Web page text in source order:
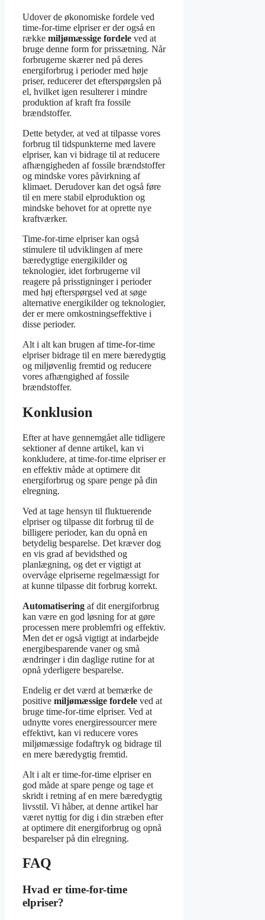
Udover de økonomiske fordele ved
time-for-time elpriser er der også en
række miljømæssige fordele ved at
bruge denne form for prissætning. Når
forbrugerne skærer ned på deres
energiforbrug i perioder med høje
priser, reducerer det efterspørgslen på
el, hvilket igen resulterer i mindre
produktion af kraft fra fossile
brændstoffer.
Dette betyder, at ved at tilpasse vores
forbrug til tidspunkterne med lavere
elpriser, kan vi bidrage til at reducere
afhængigheden af fossile brændstoffer
og mindske vores påvirkning af
klimaet. Derudover kan det også føre
til en mere stabil elproduktion og
mindske behovet for at oprette nye
kraftværker.
Time-for-time elpriser kan også
stimulere til udviklingen af mere
bæredygtige energikilder og
teknologier, idet forbrugerne vil
reagere på prisstigninger i perioder
med høj efterspørgsel ved at søge
alternative energikilder og teknologier,
der er mere omkostningseffektive i
disse perioder.
Alt i alt kan brugen af time-for-time
elpriser bidrage til en mere bæredygtig
og miljøvenlig fremtid og reducere
vores afhængighed af fossile
brændstoffer.
Konklusion
Efter at have gennemgået alle tidligere
sektioner af denne artikel, kan vi
konkludere, at time-for-time elpriser er
en effektiv måde at optimere dit
energiforbrug og spare penge på din
elregning.
Ved at tage hensyn til fluktuerende
elpriser og tilpasse dit forbrug til de
billigere perioder, kan du opnå en
betydelig besparelse. Det kræver dog
en vis grad af bevidsthed og
planlægning, og det er vigtigt at
overvåge elpriserne regelmæssigt for
at kunne tilpasse dit forbrug korrekt.
Automatisering af dit energiforbrug
kan være en god løsning for at gøre
processen mere problemfri og effektiv.
Men det er også vigtigt at indarbejde
energibesparende vaner og små
ændringer i din daglige rutine for at
opnå yderligere besparelse.
Endelig er det værd at bemærke de
positive miljømæssige fordele ved at
bruge time-for-time elpriser. Ved at
udnytte vores energiressourcer mere
effektivt, kan vi reducere vores
miljømæssige fodaftryk og bidrage til
en mere bæredygtig fremtid.
Alt i alt er time-for-time elpriser en
god måde at spare penge og tage et
skridt i retning af en mere bæredygtig
livsstil. Vi håber, at denne artikel har
været nyttig for dig i din stræben efter
at optimere dit energiforbrug og opnå
besparelser på din elregning.
FAQ
Hvad er time-for-time
elpriser?